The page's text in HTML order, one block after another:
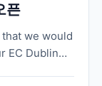
픈
we would
EC Dublin